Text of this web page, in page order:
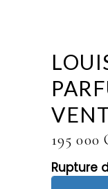
195 000
Rupture